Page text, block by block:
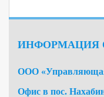
ИНФОРМАЦИЯ
ООО
Офис в пос.